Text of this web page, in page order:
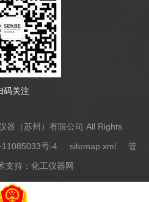
码关注
器（苏州）有限公司 All Rights
11085033号-4 sitemap.xml
管
持： 化工仪器网